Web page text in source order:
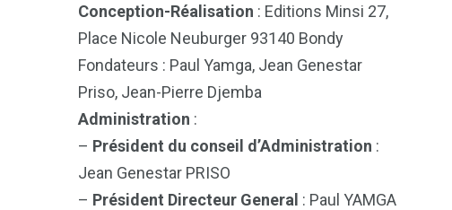
Conception-Réalisation : Editions Minsi 27,
Place Nicole Neuburger 93140 Bondy
Fondateurs : Paul Yamga, Jean Genestar
Priso, Jean-Pierre Djemba
Administration :
– Président du conseil d’Administration :
Jean Genestar PRISO
– Président Directeur General : Paul YAMGA